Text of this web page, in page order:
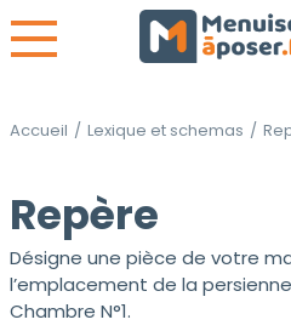
Accueil / Lexique et schemas /
Repère
Désigne une pièce de votre
l’emplacement de la
Chambre N°1.